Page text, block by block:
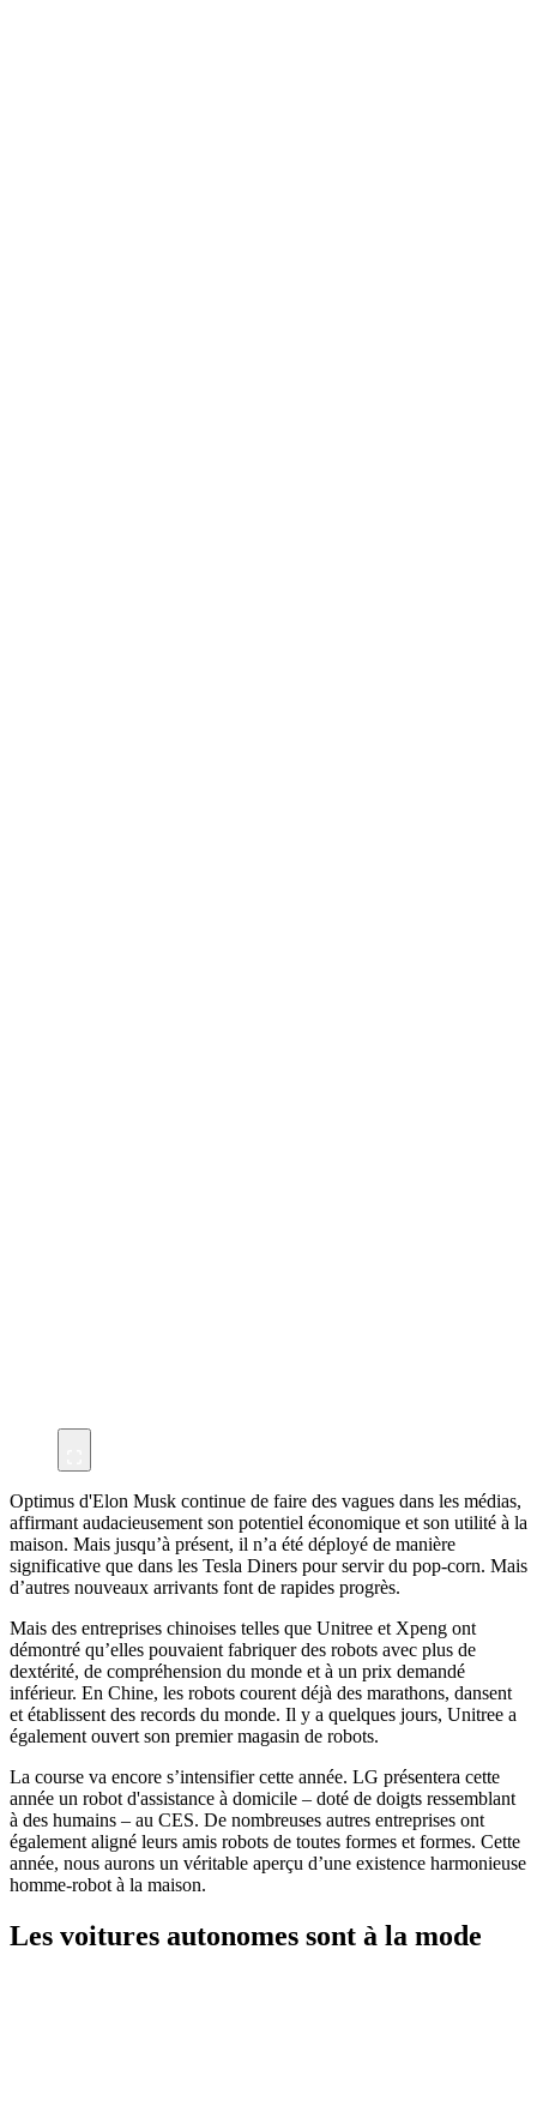
Optimus d'Elon Musk continue de faire des vagues dans les médias,
affirmant audacieusement son potentiel économique et son utilité à la
maison. Mais jusqu’à présent, il n’a été déployé de manière
significative que dans les Tesla Diners pour servir du pop-corn. Mais
d’autres nouveaux arrivants font de rapides progrès.
Mais des entreprises chinoises telles que Unitree et Xpeng ont
démontré qu’elles pouvaient fabriquer des robots avec plus de
dextérité, de compréhension du monde et à un prix demandé
inférieur. En Chine, les robots courent déjà des marathons, dansent
et établissent des records du monde. Il y a quelques jours, Unitree a
également ouvert son premier magasin de robots.
La course va encore s’intensifier cette année. LG présentera cette
année un robot d'assistance à domicile – doté de doigts ressemblant
à des humains – au CES. De nombreuses autres entreprises ont
également aligné leurs amis robots de toutes formes et formes. Cette
année, nous aurons un véritable aperçu d’une existence harmonieuse
homme-robot à la maison.
Les voitures autonomes sont à la mode